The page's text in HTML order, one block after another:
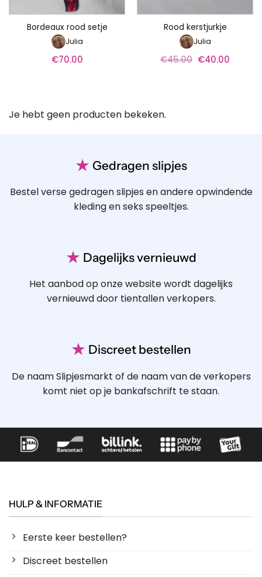
Bordeaux rood setje
Julia
€70.00
Rood kerstjurkje
Julia
€45.00 Oorspronkelijke
prijs
€40.00Huidige
Je hebt geen producten bekeken.
★ Gedragen slipjes
Bestel verse gedragen slipjes en andere opwindende
kleding en seks speeltjes.
★ Dagelijks vernieuwd
Het aanbod op onze website wordt dagelijks
vernieuwd door tientallen verkopers.
★ Discreet bestellen
De naam Slipjesmarkt of de naam van de verkopers
komt niet op je bankafschrift te staan.
HULP & INFORMATIE
Eerste keer bestellen?
Discreet bestellen